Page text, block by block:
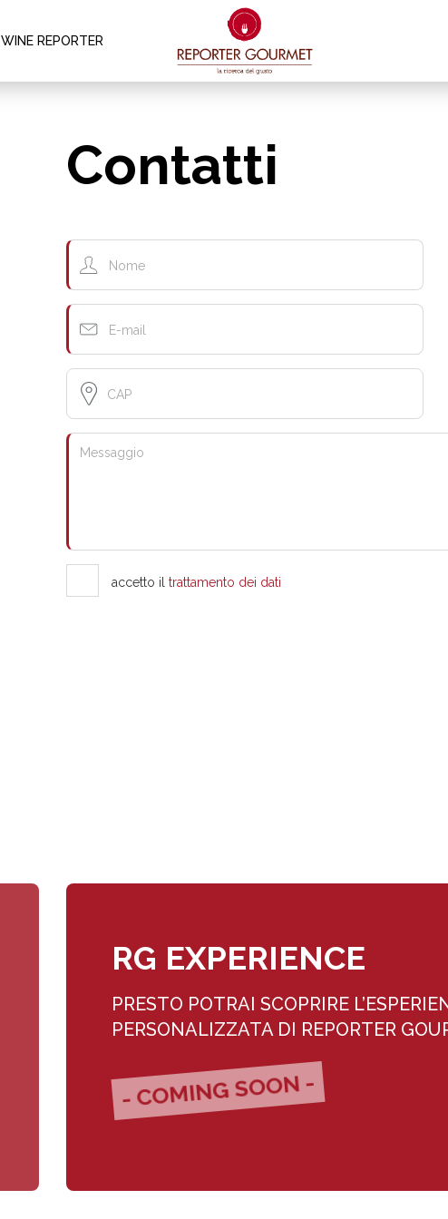
WINE REPORTER
Contatti
accetto iltrattamento dei dati
RG EXPERIENCE
PRESTO POTRAI SCOPRIRE
PERSONALIZZATA DI REPORTER
- COMING SOON -